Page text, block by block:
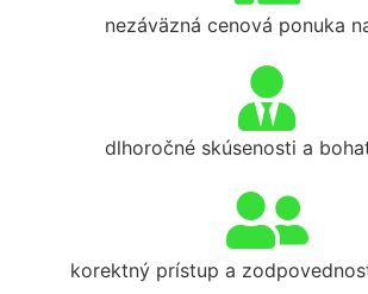
nezáväzná cenová ponuka
dlhoročné skúsenosti a
korektný prístup a